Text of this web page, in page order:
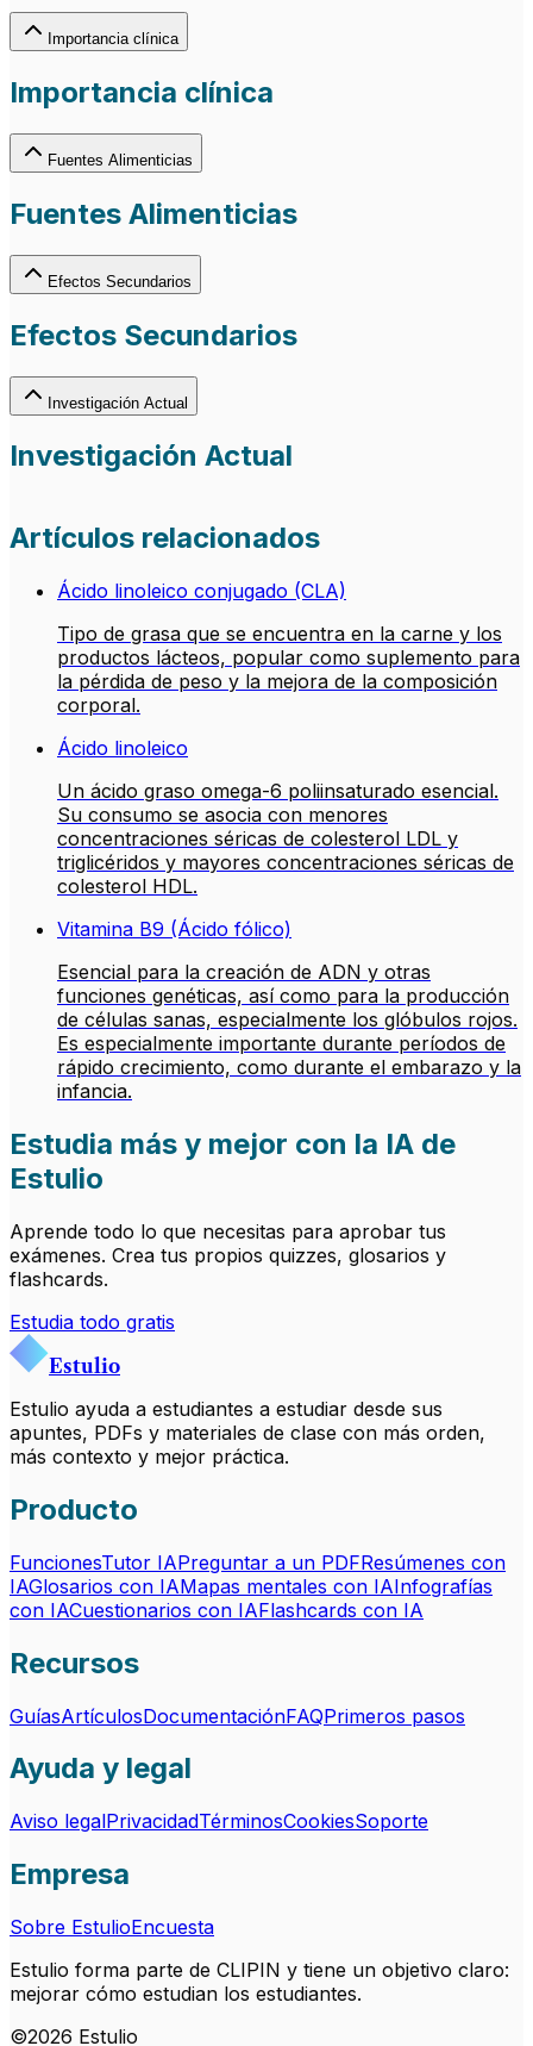
Importancia clínica
Importancia clínica
Fuentes Alimenticias
Fuentes Alimenticias
Efectos Secundarios
Efectos Secundarios
Investigación Actual
Investigación Actual
Artículos relacionados
Ácido linoleico conjugado (CLA)
Tipo de grasa que se encuentra en la carne y los
productos lácteos, popular como suplemento para
la pérdida de peso y la mejora de la composición
corporal.
Ácido linoleico
Un ácido graso omega-6 poliinsaturado esencial.
Su consumo se asocia con menores
concentraciones séricas de colesterol LDL y
triglicéridos y mayores concentraciones séricas de
colesterol HDL.
Vitamina B9 (Ácido fólico)
Esencial para la creación de ADN y otras
funciones genéticas, así como para la producción
de células sanas, especialmente los glóbulos rojos.
Es especialmente importante durante períodos de
rápido crecimiento, como durante el embarazo y la
infancia.
Estudia más y mejor con la IA de
Estulio
Aprende todo lo que necesitas para aprobar tus
exámenes. Crea tus propios quizzes, glosarios y
flashcards.
Estudia todo gratis
Estulio
Estulio ayuda a estudiantes a estudiar desde sus
apuntes, PDFs y materiales de clase con más orden,
más contexto y mejor práctica.
Producto
FuncionesTutor IAPreguntar a un PDFResúmenes con
IAGlosarios con IAMapas mentales con IAInfografías
con IACuestionarios con IAFlashcards con IA
Recursos
GuíasArtículosDocumentaciónFAQPrimeros pasos
Ayuda y legal
Aviso legalPrivacidadTérminosCookiesSoporte
Empresa
Sobre EstulioEncuesta
Estulio forma parte de CLIPIN y tiene un objetivo claro:
mejorar cómo estudian los estudiantes.
©2026 Estulio